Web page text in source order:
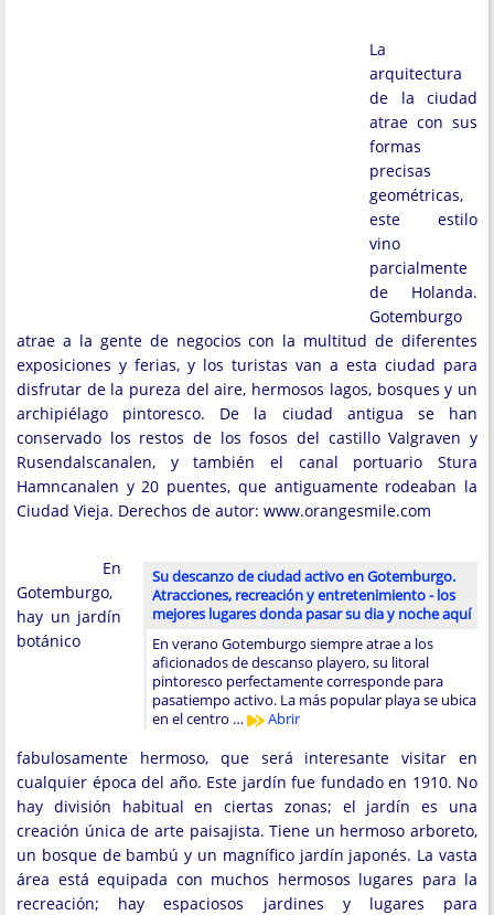
La
arquitectura
de la ciudad
atrae con sus
formas
precisas
geométricas,
este estilo
vino
parcialmente
de Holanda.
Gotemburgo
atrae a la gente de negocios con la multitud de diferentes
exposiciones y ferias, y los turistas van a esta ciudad para
disfrutar de la pureza del aire, hermosos lagos, bosques y un
archipiélago pintoresco. De la ciudad antigua se han
conservado los restos de los fosos del castillo Valgraven y
Rusendalscanalen, y también el canal portuario Stura
Hamncanalen y 20 puentes, que antiguamente rodeaban la
Ciudad Vieja. Derechos de autor: www.orangesmile.com
Su descanzo de ciudad activo en Gotemburgo.
Atracciones, recreación y entretenimiento - los
mejores lugares donda pasar su dia y noche aquí
En verano Gotemburgo siempre atrae a los
aficionados de descanso playero, su litoral
pintoresco perfectamente corresponde para
pasatiempo activo. La más popular playa se ubica
en el centro …
Abrir
En
Gotemburgo,
hay un jardín
botánico
fabulosamente hermoso, que será interesante visitar en
cualquier época del año. Este jardín fue fundado en 1910. No
hay división habitual en ciertas zonas; el jardín es una
creación única de arte paisajista. Tiene un hermoso arboreto,
un bosque de bambú y un magnífico jardín japonés. La vasta
área está equipada con muchos hermosos lugares para la
recreación; hay espaciosos jardines y lugares para